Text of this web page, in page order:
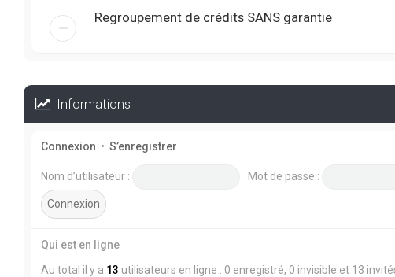
Regroupement de crédits SANS garantie
Informations
Connexion • S’enregistrer
Nom d’utilisateur : Mot de passe :
Qui est en ligne
Au total il y a 13 utilisateurs en ligne : 0 enregistré, 0 invisible et 13